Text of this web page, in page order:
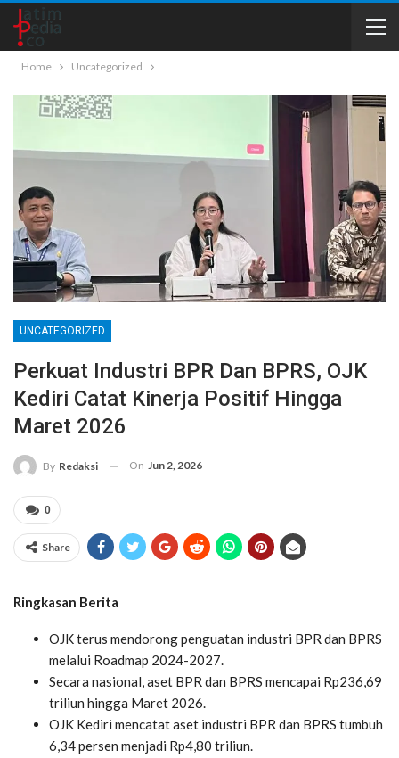
Home Uncategorized
UNCATEGORIZED
Perkuat Industri BPR Dan BPRS, OJK
Kediri Catat Kinerja Positif Hingga
Maret 2026
By Redaksi On Jun 2, 2026
0
Share
Ringkasan Berita
OJK terus mendorong penguatan industri BPR dan BPRS
melalui Roadmap 2024-2027.
Secara nasional, aset BPR dan BPRS mencapai Rp236,69
triliun hingga Maret 2026.
OJK Kediri mencatat aset industri BPR dan BPRS tumbuh
6,34 persen menjadi Rp4,80 triliun.